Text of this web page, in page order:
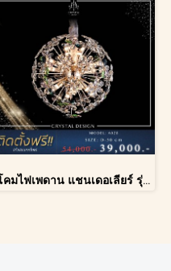
โคมไฟเพดาน แชนเดอเลียร์ รุ่น A028-D40